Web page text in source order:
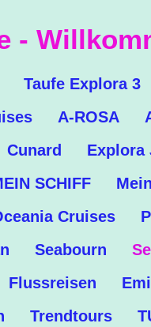
-
Taufe Explora 3
A-ROSA
Cunard Explora
SCHIFF
Cruises
Seabourn
Flussreisen
Trendtours